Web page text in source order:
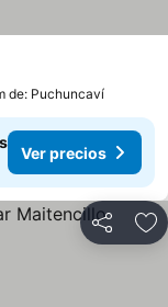
de: Puchuncaví
Ver precios
Compartir